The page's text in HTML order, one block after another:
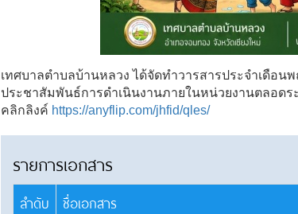
เทศบาลตำบลบ้านหลวง ได้จัดทำวารสารประจำเดือน
ประชาสัมพันธ์การดำเนินงานภายในหน่วยงานตลอดร
คลิกลิงค์ https://anyflip.com/jhfid/qles/
รายการเอกสาร
ลำดับ ชื่อเอกสาร